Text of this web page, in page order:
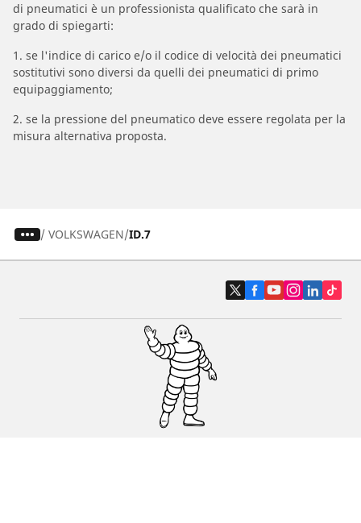
di pneumatici è un professionista qualificato che sarà in
grado di spiegarti:
1. se l'indice di carico e/o il codice di velocità dei pneumatici
sostitutivi sono diversi da quelli dei pneumatici di primo
equipaggiamento;
2. se la pressione del pneumatico deve essere regolata per la
misura alternativa proposta.
/ VOLKSWAGEN ID.7